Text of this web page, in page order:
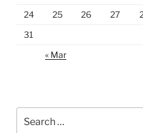
24
25 26 27
31
« Mar
for: